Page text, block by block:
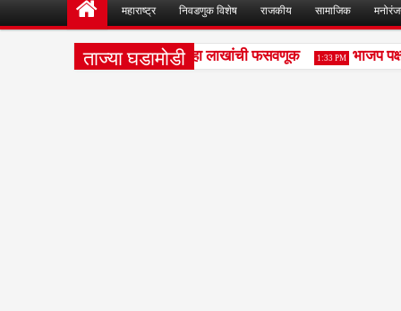
महाराष्ट्र निवडणुक विशेष राजकीय सामाजिक
ताज्या घडामोडी
खरेदी-विक्री व्यवहारातून साडेदहा लाखांची फसवणूक 1:33 PM भाजप